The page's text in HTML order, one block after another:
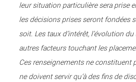
leur situation particulière sera prise
les décisions prises seront fondées
soit. Les taux d’intérêt, l’évolution
autres facteurs touchant les
Ces renseignements ne constituent
ne doivent servir qu’à des fins de